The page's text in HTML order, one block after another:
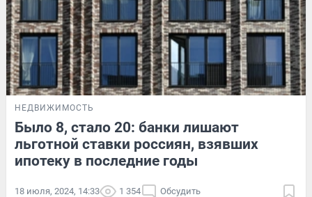
НЕДВИЖИМОСТЬ
Было 8, стало 20: банки лишают
льготной ставки россиян, взявших
ипотеку в последние годы
18 июля, 2024, 14:33 1 354 Обсудить